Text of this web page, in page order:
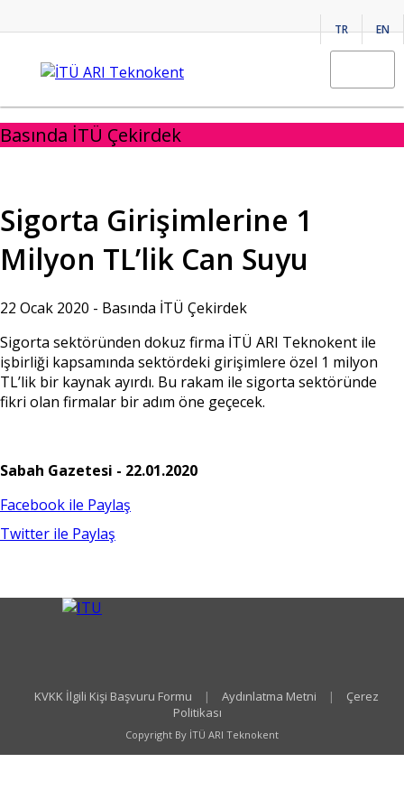
TR EN
Basında İTÜ Çekirdek
Sigorta Girişimlerine 1
Milyon TL’lik Can Suyu
22 Ocak 2020 - Basında İTÜ Çekirdek
Sigorta sektöründen dokuz firma İTÜ ARI Teknokent ile
işbirliği kapsamında sektördeki girişimlere özel 1 milyon
TL’lik bir kaynak ayırdı. Bu rakam ile sigorta sektöründe
fikri olan firmalar bir adım öne geçecek.
Sabah Gazetesi - 22.01.2020
Facebook ile Paylaş
Twitter ile Paylaş
KVKK İlgili Kişi Başvuru Formu | Aydınlatma Metni |
Çerez
Politikası
Copyright By İTÜ ARI Teknokent